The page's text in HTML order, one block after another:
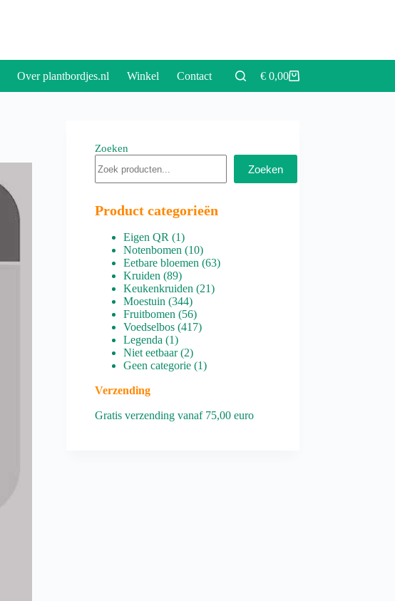
Over plantbordjes.nl Winkel Contact Winkelwagen
€0,00
Zoeken
Zoeken
Product categorieën
Eigen QR 11
product
Notenbomen 1010
producten
Eetbare bloemen 6363
Kruiden 8989
producten
Keukenkruiden 2121
Moestuin 344344
producten
Fruitbomen 5656
producten
Voedselbos 417417
Legenda 11
product
Niet eetbaar 22
producten
Geen categorie 11
Verzending
Gratis verzending vanaf 75,00 euro